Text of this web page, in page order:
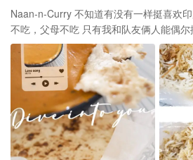
Naan-n-Curry 不知道有没有一样挺喜欢印度菜的朋友 反正我们家娃
不吃，父母不吃 只有我和队友俩人能偶尔搭
Naan-n-Curry算是周边做的很正宗的印
Issaquah这家，推荐一波！ 🌟 Chicken Tikka Masala 特别正的一
道，是很Creamy的质地 一定要多买两
又有嚼劲 蘸着这个吃超级无敌绝配👍 🌟 Biryani with Lamb 特别喜
欢这个米饭的口感和质地 配上羊肉和洋
很好 偶尔搭配一下Masala竟也特别好吃